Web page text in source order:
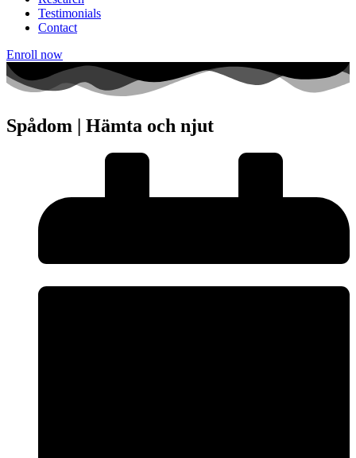
Testimonials
Contact
Enroll now
Spådom | Hämta och njut